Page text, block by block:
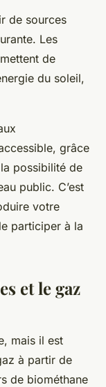
de sources
Les
de
du soleil,
grâce
possibilité de
public. C’est
votre
participer à la
et le gaz
mais il est
à partir de
de biométhane